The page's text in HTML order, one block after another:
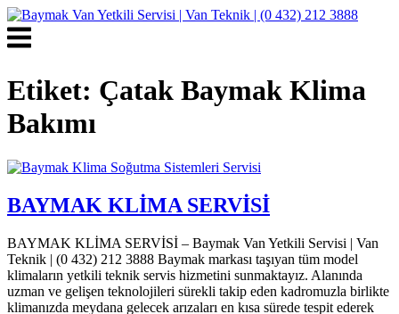
Skip
to
content
Menu
Etiket: Çatak Baymak Klima
Bakımı
BAYMAK KLİMA SERVİSİ
BAYMAK KLİMA SERVİSİ – Baymak Van Yetkili Servisi | Van
Teknik | (0 432) 212 3888 Baymak markası taşıyan tüm model
klimaların yetkili teknik servis hizmetini sunmaktayız. Alanında
uzman ve gelişen teknolojileri sürekli takip eden kadromuzla birlikte
klimanızda meydana gelecek arızaları en kısa sürede tespit ederek